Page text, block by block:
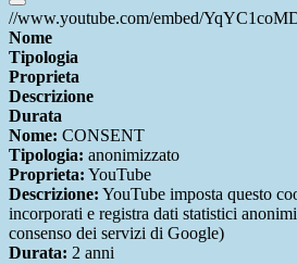
//www.youtube.com/embed/
Nome
Tipologia
Proprieta
Descrizione
Durata
Nome: CONSENT
Tipologia: anonimizzato
Proprieta: YouTube
Descrizione: YouTube imposta questo
incorporati e registra dati statistici
consenso dei servizi di Google)
Durata: 2 anni